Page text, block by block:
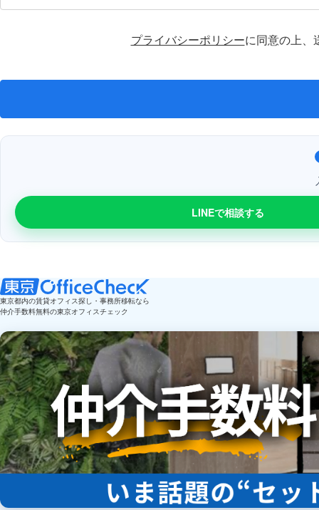
プライバシーポリシーに同意の上、
LINEで相談する
東京都内の賃貸オフィス探し・事務所移転なら
仲介手数料無料の東京オフィスチェック